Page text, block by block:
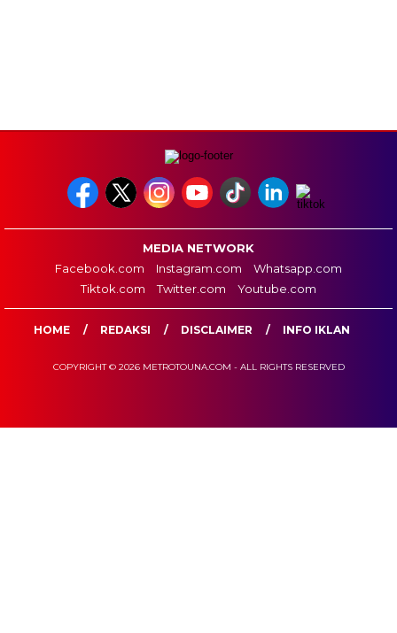
MEDIA NETWORK
Facebook.com
Instagram.com
Whatsapp.com
Tiktok.com
Twitter.com Youtube.com
HOME REDAKSI DISCLAIMER INFO IKLAN
COPYRIGHT © 2026 METROTOUNA.COM - ALL RIGHTS RESERVED